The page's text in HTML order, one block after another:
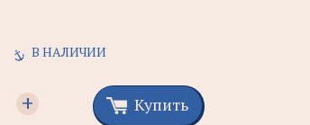
В НАЛИЧИИ
+ Купить